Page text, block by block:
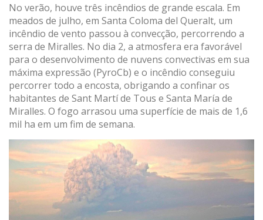
No verão, houve três incêndios de grande escala. Em
meados de julho, em Santa Coloma del Queralt, um
incêndio de vento passou à convecção, percorrendo a
serra de Miralles. No dia 2, a atmosfera era favorável
para o desenvolvimento de nuvens convectivas em sua
máxima expressão (PyroCb) e o incêndio conseguiu
percorrer todo a encosta, obrigando a confinar os
habitantes de Sant Martí de Tous e Santa María de
Miralles. O fogo arrasou uma superfície de mais de 1,6
mil ha em um fim de semana.